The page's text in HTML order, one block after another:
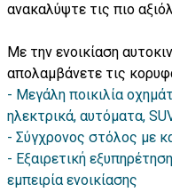
ανακαλύψτε τις πιο
Με την ενοικίαση
απολαμβάνετε τις
- Μεγάλη ποικιλία
ηλεκτρικά, αυτόματα,
- Σύγχρονος στόλος με
- Εξαιρετική
εμπειρία ενοικίασης